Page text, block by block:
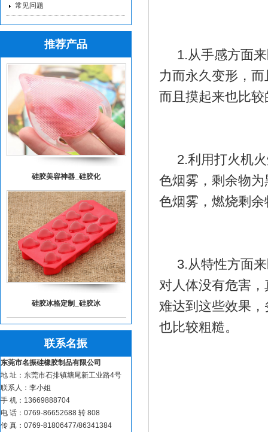
1.从手感方面来
力而永久变形，
而且摸起来也比
2.利用打火机火
色烟雾，剩余物
色烟雾，燃烧剩
3.从特性方面来
对人体没有危害
难达到这些效果
也比较粗糙。
常见问题
推荐产品
红色硅胶储物盒_方形
硅胶煎蛋器_硅胶食物
联系名振
东莞市名振硅橡胶制品有限公司
地 址：东莞市石排镇塘尾新工业路4号
联系人：李小姐
手 机：13669888704
电 话：0769-86652688 转 808
传 真：0769-81806477/86341384